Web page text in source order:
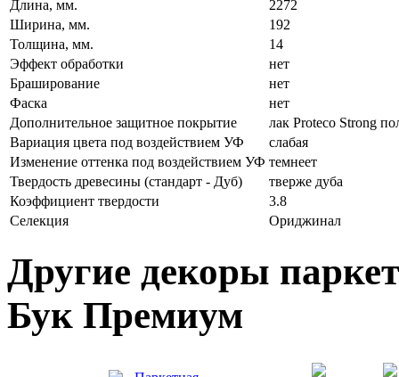
Длина, мм.
2272
Ширина, мм.
192
Толщина, мм.
14
Эффект обработки
нет
Браширование
нет
Фаска
нет
Дополнительное защитное покрытие
лак Proteco Strong
Вариация цвета под воздействием УФ
слабая
Изменение оттенка под воздействием УФ темнеет
Твердость древесины (стандарт - Дуб)
тверже дуба
Коэффициент твердости
3.8
Селекция
Ориджинал
Другие декоры
Бук Премиум